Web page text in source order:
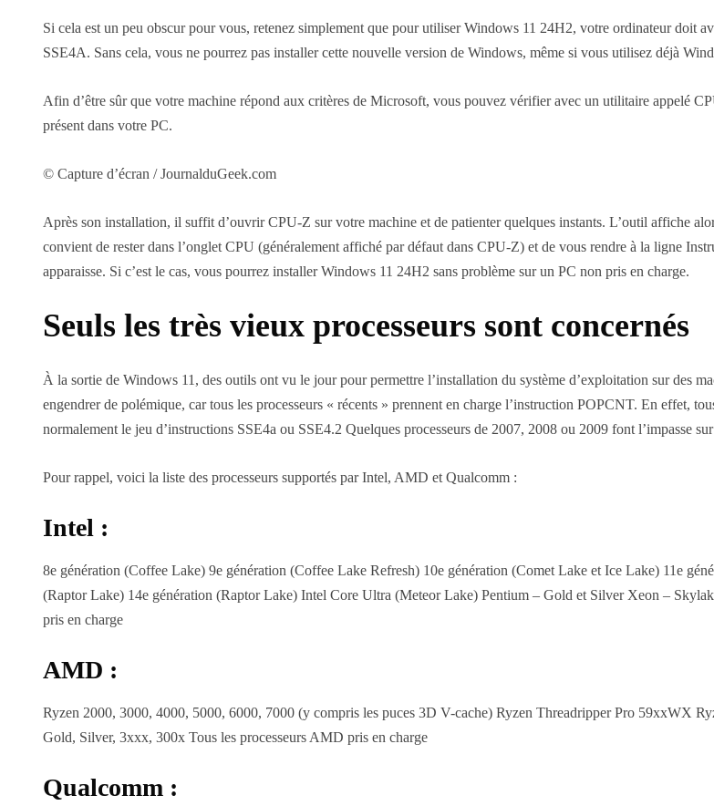
Si cela est un peu obscur pour vous, retenez simplement que pour utiliser Windows 11 24H2, votre ordinateur doit
SSE4A. Sans cela, vous ne pourrez pas installer cette nouvelle version de Windows, même si vous utilisez déjà
Afin d’être sûr que votre machine répond aux critères de Microsoft, vous pouvez vérifier avec un utilitaire appelé
présent dans votre PC.
© Capture d’écran / JournalduGeek.com
Après son installation, il suffit d’ouvrir CPU-Z sur votre machine et de patienter quelques instants. L’outil affiche
convient de rester dans l’onglet CPU (généralement affiché par défaut dans CPU-Z) et de vous rendre à la ligne
apparaisse. Si c’est le cas, vous pourrez installer Windows 11 24H2 sans problème sur un PC non pris en charge.
Seuls les très vieux processeurs sont concernés
À la sortie de Windows 11, des outils ont vu le jour pour permettre l’installation du système d’exploitation sur des
engendrer de polémique, car tous les processeurs « récents » prennent en charge l’instruction POPCNT. En effet,
normalement le jeu d’instructions SSE4a ou SSE4.2 Quelques processeurs de 2007, 2008 ou 2009 font l’impasse
Pour rappel, voici la liste des processeurs supportés par Intel, AMD et Qualcomm :
Intel :
8e génération (Coffee Lake) 9e génération (Coffee Lake Refresh) 10e génération (Comet Lake et Ice Lake) 11e
(Raptor Lake) 14e génération (Raptor Lake) Intel Core Ultra (Meteor Lake) Pentium – Gold et Silver Xeon –
pris en charge
AMD :
Ryzen 2000, 3000, 4000, 5000, 6000, 7000 (y compris les puces 3D V-cache) Ryzen Threadripper Pro 59xxWX
Gold, Silver, 3xxx, 300x Tous les processeurs AMD pris en charge
Qualcomm :